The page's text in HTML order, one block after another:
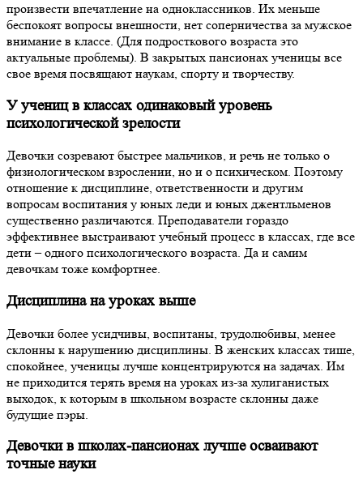
произвести впечатление на одноклассников. Их меньше
беспокоят вопросы внешности, нет соперничества за мужское
внимание в классе. (Для подросткового возраста это
актуальные проблемы). В закрытых пансионах ученицы все
свое время посвящают наукам, спорту и творчеству.
У учениц в классах одинаковый уровень
психологической зрелости
Девочки созревают быстрее мальчиков, и речь не только о
физиологическом взрослении, но и о психическом. Поэтому
отношение к дисциплине, ответственности и другим
вопросам воспитания у юных леди и юных джентльменов
существенно различаются. Преподаватели гораздо
эффективнее выстраивают учебный процесс в классах, где все
дети – одного психологического возраста. Да и самим
девочкам тоже комфортнее.
Дисциплина на уроках выше
Девочки более усидчивы, воспитаны, трудолюбивы, менее
склонны к нарушению дисциплины. В женских классах тише,
спокойнее, ученицы лучше концентрируются на задачах. Им
не приходится терять время на уроках из-за хулиганистых
выходок, к которым в школьном возрасте склонны даже
будущие пэры.
Девочки в школах-пансионах лучше осваивают
точные науки